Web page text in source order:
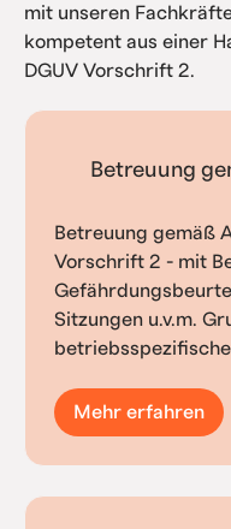
mit unseren
kompetent aus einer
DGUV Vorschrift 2.
Betreuung
Betreuung gemäß
Vorschrift 2 - mit
Sitzungen u.v.m.
Mehr erfahren